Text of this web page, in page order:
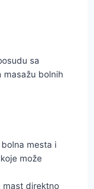
sa
masažu bolnih
mesta i
može
mast direktno